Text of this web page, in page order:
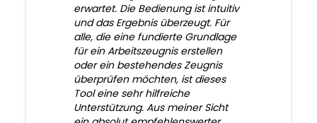
erwartet. Die Bedienung ist intuitiv
und das Ergebnis überzeugt. Für
alle, die eine fundierte Grundlage
für ein Arbeitszeugnis erstellen
oder ein bestehendes Zeugnis
überprüfen möchten, ist dieses
Tool eine sehr hilfreiche
Unterstützung. Aus meiner Sicht